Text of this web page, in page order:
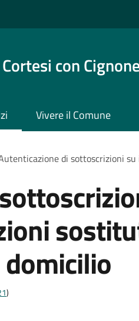
con Cignone
Vivere il Comune
di sottoscrizioni
)